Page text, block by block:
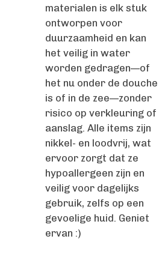
materialen is elk stuk
ontworpen voor
duurzaamheid en kan
het veilig in water
worden gedragen—of
het nu onder de douche
is of in de zee—zonder
risico op verkleuring of
aanslag. Alle items zijn
nikkel- en loodvrij, wat
ervoor zorgt dat ze
hypoallergeen zijn en
veilig voor dagelijks
gebruik, zelfs op een
gevoelige huid. Geniet
ervan :)